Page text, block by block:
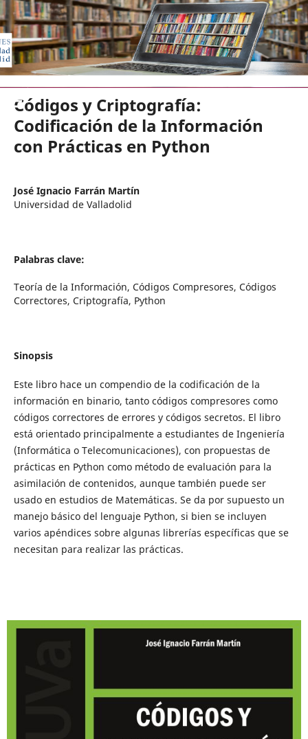
EDICIONES UNIVERSIDAD DE
Códigos y Criptografía:
Codificación de la Información
con Prácticas en Python
José Ignacio Farrán Martín
Universidad de Valladolid
Palabras clave:
Teoría de la Información, Códigos Compresores, Códigos
Correctores, Criptografía, Python
Sinopsis
Este libro hace un compendio de la codificación de la
información en binario, tanto códigos compresores como
códigos correctores de errores y códigos secretos. El libro
está orientado principalmente a estudiantes de Ingeniería
(Informática o Telecomunicaciones), con propuestas de
prácticas en Python como método de evaluación para la
asimilación de contenidos, aunque también puede ser
usado en estudios de Matemáticas. Se da por supuesto un
manejo básico del lenguaje Python, si bien se incluyen
varios apéndices sobre algunas librerías específicas que se
necesitan para realizar las prácticas.